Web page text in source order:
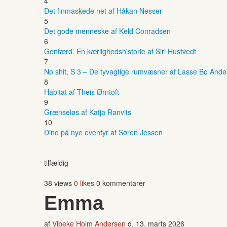
Det finmaskede net af Håkan Nesser
5
Det gode menneske af Keld Conradsen
6
Genfærd. En kærlighedshistorie af Siri Hustvedt
7
No shit, S 3 – De tyvagtige rumvæsner af Lasse Bo
8
Habitat af Theis Ørntoft
9
Grænseløs af Katja Ranvits
10
Dino på nye eventyr af Søren Jessen
tilfældig
38 views 0 likes 0 kommentarer
Emma
af Vibeke Holm Andersen d. 13. marts 2026